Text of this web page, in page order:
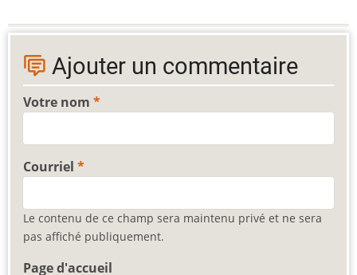
Ajouter un commentaire
Votre nom
Courriel
Le contenu de ce champ sera maintenu privé et ne sera
pas affiché publiquement.
Page d'accueil